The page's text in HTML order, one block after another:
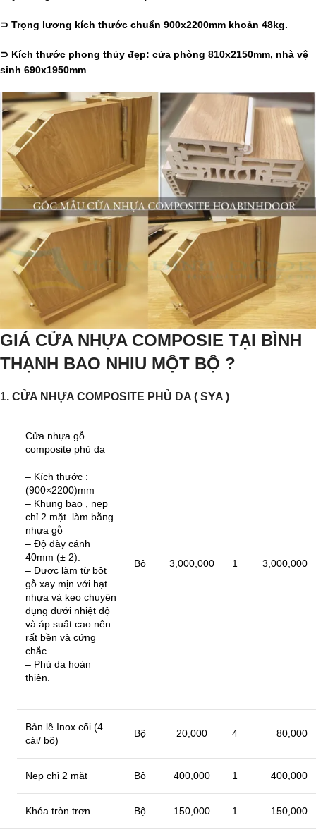
⊃ Trọng lương kích thước chuẩn 900x2200mm khoản 48kg.
⊃ Kích thước phong thủy đẹp: cửa phòng 810x2150mm, nhà vệ
sinh 690x1950mm
GIÁ CỬA NHỰA COMPOSIE TẠI BÌNH
THẠNH BAO NHIU MỘT BỘ ?
1. CỬA NHỰA COMPOSITE PHỦ DA ( SYA )
Cửa nhựa gỗ
composite phủ da
– Kích thước :
(900×2200)mm
– Khung bao , nẹp
chỉ 2 mặt làm bằng
nhựa gỗ
– Độ dày cánh
40mm (± 2).
– Được làm từ bột
gỗ xay mịn với hạt
nhựa và keo chuyên
dụng dưới nhiệt độ
và áp suất cao nên
rất bền và cứng
chắc.
– Phủ da hoàn
thiện.
Bộ 3,000,000 1 3,000,000
Bản lề Inox cối (4
cái/ bộ)
Bộ 20,000 4 80,000
Nẹp chỉ 2 mặt Bộ 400,000 1 400,000
Khóa tròn trơn Bộ 150,000 1 150,000